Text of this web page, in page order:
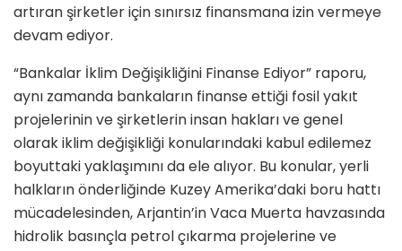
artıran şirketler için sınırsız finansmana izin vermeye
devam ediyor.
“Bankalar İklim Değişikliğini Finanse Ediyor” raporu,
aynı zamanda bankaların finanse ettiği fosil yakıt
projelerinin ve şirketlerin insan hakları ve genel
olarak iklim değişikliği konularındaki kabul edilemez
boyuttaki yaklaşımını da ele alıyor. Bu konular, yerli
halkların önderliğinde Kuzey Amerika’daki boru hattı
mücadelesinden, Arjantin’in Vaca Muerta havzasında
hidrolik basınçla petrol çıkarma projelerine ve